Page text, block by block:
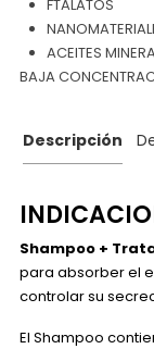
FTALATOS
ACEITES
BAJA
Descripción
Shampoo +
para absorber el
controlar su
El Shampoo